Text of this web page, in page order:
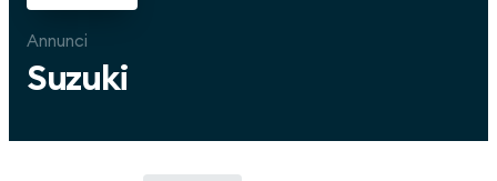
Annunci
Suzuki